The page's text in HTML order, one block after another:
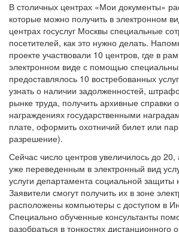
В столичных центрах «Мои документы»
которые можно получить в электронном
центрах госуслуг Москвы специальные
посетителей, как это нужно делать.
проекте участвовали 10 центров, где в
электронном виде с помощью
предоставлялось 10 востребованных
узнать о наличии задолженностей,
рынке труда, получить архивные справки
награждениях государственными
плате, оформить охотничий билет или
разрешение).
Сейчас число центров увеличилось до 20,
уже переведенным в электронный вид
услуги департамента социальной защиты
Заявители смогут получить их в зоне
расположены компьютеры с доступом в
Специально обученные консультанты
разобраться в тонкостях дистанционного